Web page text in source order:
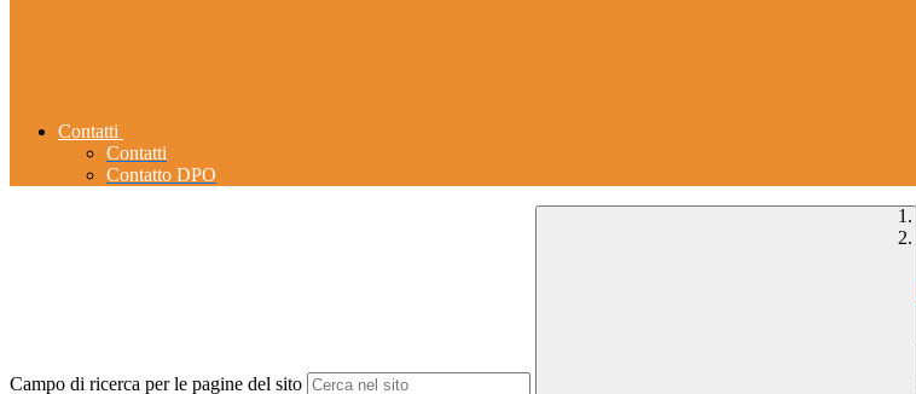
Contatti
Contatti
Contatto DPO
Campo di ricerca per le pagine del sito